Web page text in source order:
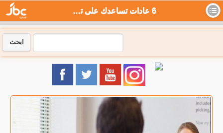
6 عادات تساعدك على تطوير الذات - جي بي سي نيوز
ابحث